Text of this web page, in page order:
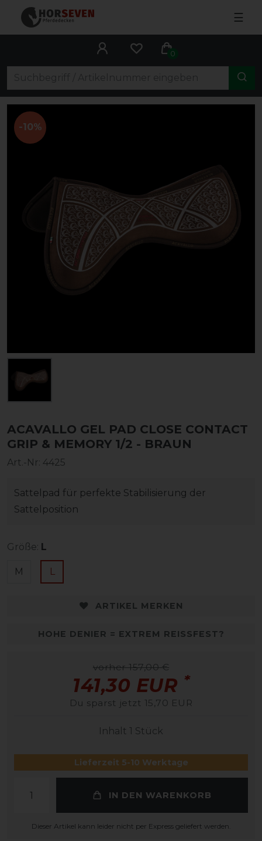
☰
0
-10%
ACAVALLO GEL PAD CLOSE CONTACT
GRIP & MEMORY 1/2 - BRAUN
Art.-Nr: 4425
Sattelpad für perfekte Stabilisierung der
Sattelposition
Größe: L
M L
ARTIKEL MERKEN
HOHE DENIER = EXTREM REISSFEST?
vorher 157,00 €
141,30 EUR *
Du sparst jetzt 15,70 EUR
Inhalt 1 Stück
Lieferzeit 5-10 Werktage
IN DEN WARENKORB
Dieser Artikel kann leider nicht per Express geliefert werden.